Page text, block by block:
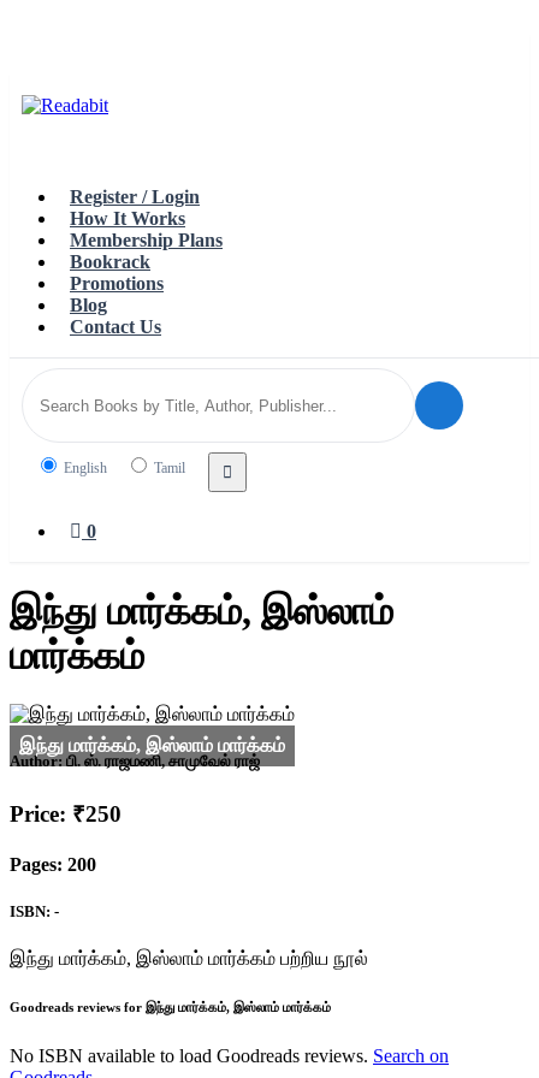
Register / Login
How It Works
Membership Plans
Bookrack
Promotions
Blog
Contact Us
Search
languageEnglish Tamil
0
இந்து மார்க்கம், இஸ்லாம்
மார்க்கம்
Author: பி. ஸ். ராஜமணி, சாமுவேல் ராஜ்
Price: ₹250
Pages: 200
ISBN: -
இந்து மார்க்கம், இஸ்லாம் மார்க்கம் பற்றிய நூல்
Goodreads reviews for இந்து மார்க்கம், இஸ்லாம் மார்க்கம்
No ISBN available to load Goodreads reviews. Search on